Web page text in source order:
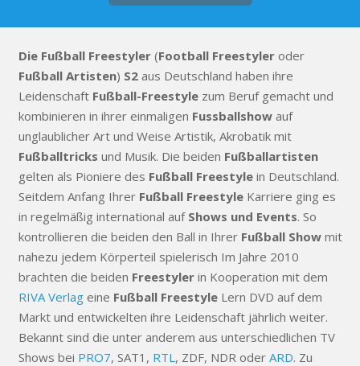
Die Fußball Freestyler(Football Freestyleroder
Fußball Artisten) S2aus Deutschland haben ihre
Leidenschaft Fußball-Freestylezum Beruf gemacht und
kombinieren in ihrer einmaligen Fussballshowauf
unglaublicher Art und Weise Artistik, Akrobatik mit
Fußballtricks und Musik. Die beiden Fußballartisten
gelten als Pioniere des Fußball Freestylein Deutschland.
Seitdem Anfang Ihrer Fußball FreestyleKarriere ging es
in regelmäßig international auf Shows und Events. So
kontrollieren die beiden den Ball in Ihrer Fußball Showmit
nahezu jedem Körperteil spielerisch Im Jahre 2010
brachten die beiden Freestylerin Kooperation mit dem
RIVA Verlageine Fußball FreestyleLern DVD auf dem
Markt und entwickelten ihre Leidenschaft jährlich weiter.
Bekannt sind die unter anderem aus unterschiedlichen TV
Shows bei PRO7, SAT1, RTL , ZDF, NDR oder ARD. Zu